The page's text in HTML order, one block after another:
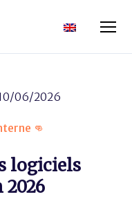
06/2026
👊
logiciels